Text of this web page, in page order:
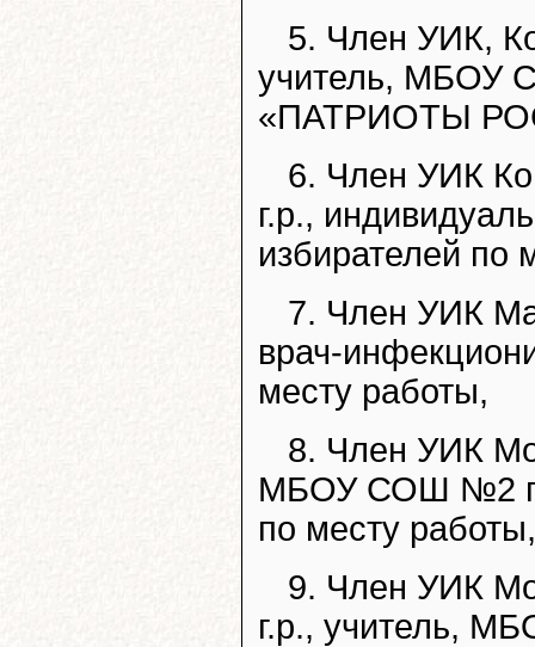
5. Член УИК,
учитель, МБОУ
«ПАТРИОТЫ
6. Член УИК
г.р.,
избирателей по
7. Член УИК
врач-
месту работы,
8. Член УИК
МБОУ СОШ №2
по месту работы,
9. Член УИК
г.р., учитель,